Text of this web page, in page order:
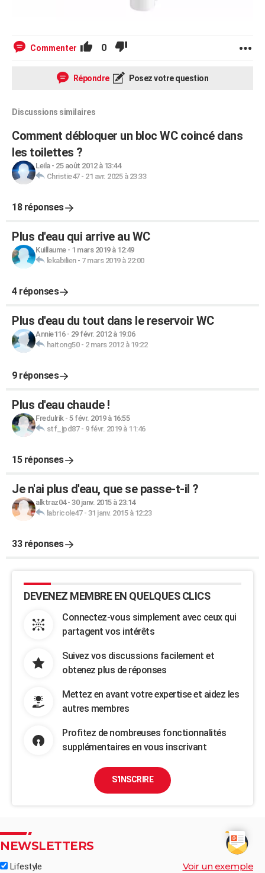
Commenter 0
Répondre Posez votre question
Discussions similaires
Comment débloquer un bloc WC coincé dans
les toilettes ?
Leila- 25 août 2012 à 13:44
Christie47- 21 avr. 2025 à 23:33
18 réponses
Plus d'eau qui arrive au WC
Kuillaume- 1 mars 2019 à 12:49
lekabilien- 7 mars 2019 à 22:00
4 réponses
Plus d'eau du tout dans le reservoir WC
Annie116- 29 févr. 2012 à 19:06
haitong50- 2 mars 2012 à 19:22
9 réponses
Plus d'eau chaude !
Fredulrik- 5 févr. 2019 à 16:55
stf_jpd87- 9 févr. 2019 à 11:46
15 réponses
Je n'ai plus d'eau, que se passe-t-il ?
alktraz04- 30 janv. 2015 à 23:14
labricole47- 31 janv. 2015 à 12:23
33 réponses
DEVENEZ MEMBRE EN QUELQUES CLICS
Connectez-vous simplement avec ceux qui
partagent vos intérêts
Suivez vos discussions facilement et
obtenez plus de réponses
Mettez en avant votre expertise et aidez les
autres membres
Profitez de nombreuses fonctionnalités
supplémentaires en vous inscrivant
S'INSCRIRE
NEWSLETTERS
Lifestyle Voir un exemple